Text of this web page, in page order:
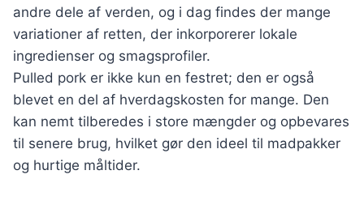
andre dele af verden, og i dag findes der mange
variationer af retten, der inkorporerer lokale
ingredienser og smagsprofiler.
Pulled pork er ikke kun en festret; den er også
blevet en del af hverdagskosten for mange. Den
kan nemt tilberedes i store mængder og opbevares
til senere brug, hvilket gør den ideel til madpakker
og hurtige måltider.